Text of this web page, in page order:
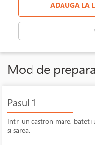
ADAUGA LA
Mod de
Pasul 1
Intr-un castron mare, bateti
si sarea.